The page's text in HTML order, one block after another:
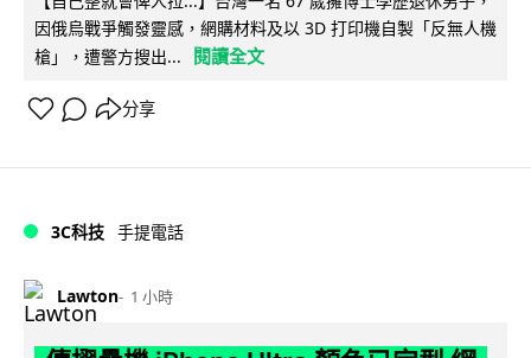
因俄烏戰爭觸發靈感，網購材料及以 3D 打印機自製「反無人機
槍」，遭警方搜出...
閱讀全文
分享
3C科技 手提電話
Lawton 1 小時